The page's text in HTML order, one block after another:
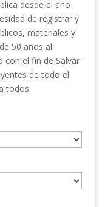
desde el año
de registrar y
materiales y
50 años al
con el fin de Salvar
de todo el
todos.